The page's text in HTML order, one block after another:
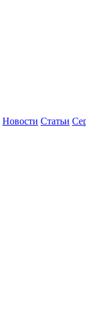
Новости Статьи